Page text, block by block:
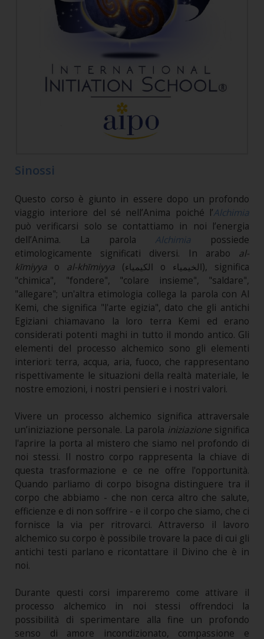
Sinossi
Questo corso è giunto in essere dopo un profondo
viaggio interiore del sé nell’Anima poiché l’Alchimia
può verificarsi solo se contattiamo in noi l’energia
dell’Anima. La parola Alchimia possiede
etimologicamente significati diversi. In arabo al-
kīmiyya o al-khīmiyya (الكيمياء o الخيمياء), significa
"chimica", "fondere", "colare insieme", "saldare",
"allegare"; un'altra etimologia collega la parola con Al
Kemi, che significa "l'arte egizia", dato che gli antichi
Egiziani chiamavano la loro terra Kemi ed erano
considerati potenti maghi in tutto il mondo antico. Gli
elementi del processo alchemico sono gli elementi
interiori: terra, acqua, aria, fuoco, che rappresentano
rispettivamente le situazioni della realtà materiale, le
nostre emozioni, i nostri pensieri e i nostri valori.
Vivere un processo alchemico significa attraversale
un’iniziazione personale. La parola iniziazione significa
l'aprire la porta al mistero che siamo nel profondo di
noi stessi. Il nostro corpo rappresenta la chiave di
questa trasformazione e ce ne offre l'opportunità.
Quando parliamo di corpo bisogna distinguere tra il
corpo che abbiamo - che non cerca altro che salute,
efficienze e di non soffrire - e il corpo che siamo, che ci
fornisce la via per ritrovarci. Attraverso il lavoro
alchemico su corpo è possibile trovare la pace di cui gli
antichi testi parlano e ricontattare il Divino che è in
noi.
Durante questi corsi impareremo come attivare il
processo alchemico in noi stessi offrendoci la
possibilità di sperimentare alla fine un profondo
senso di amore incondizionato, compassione e